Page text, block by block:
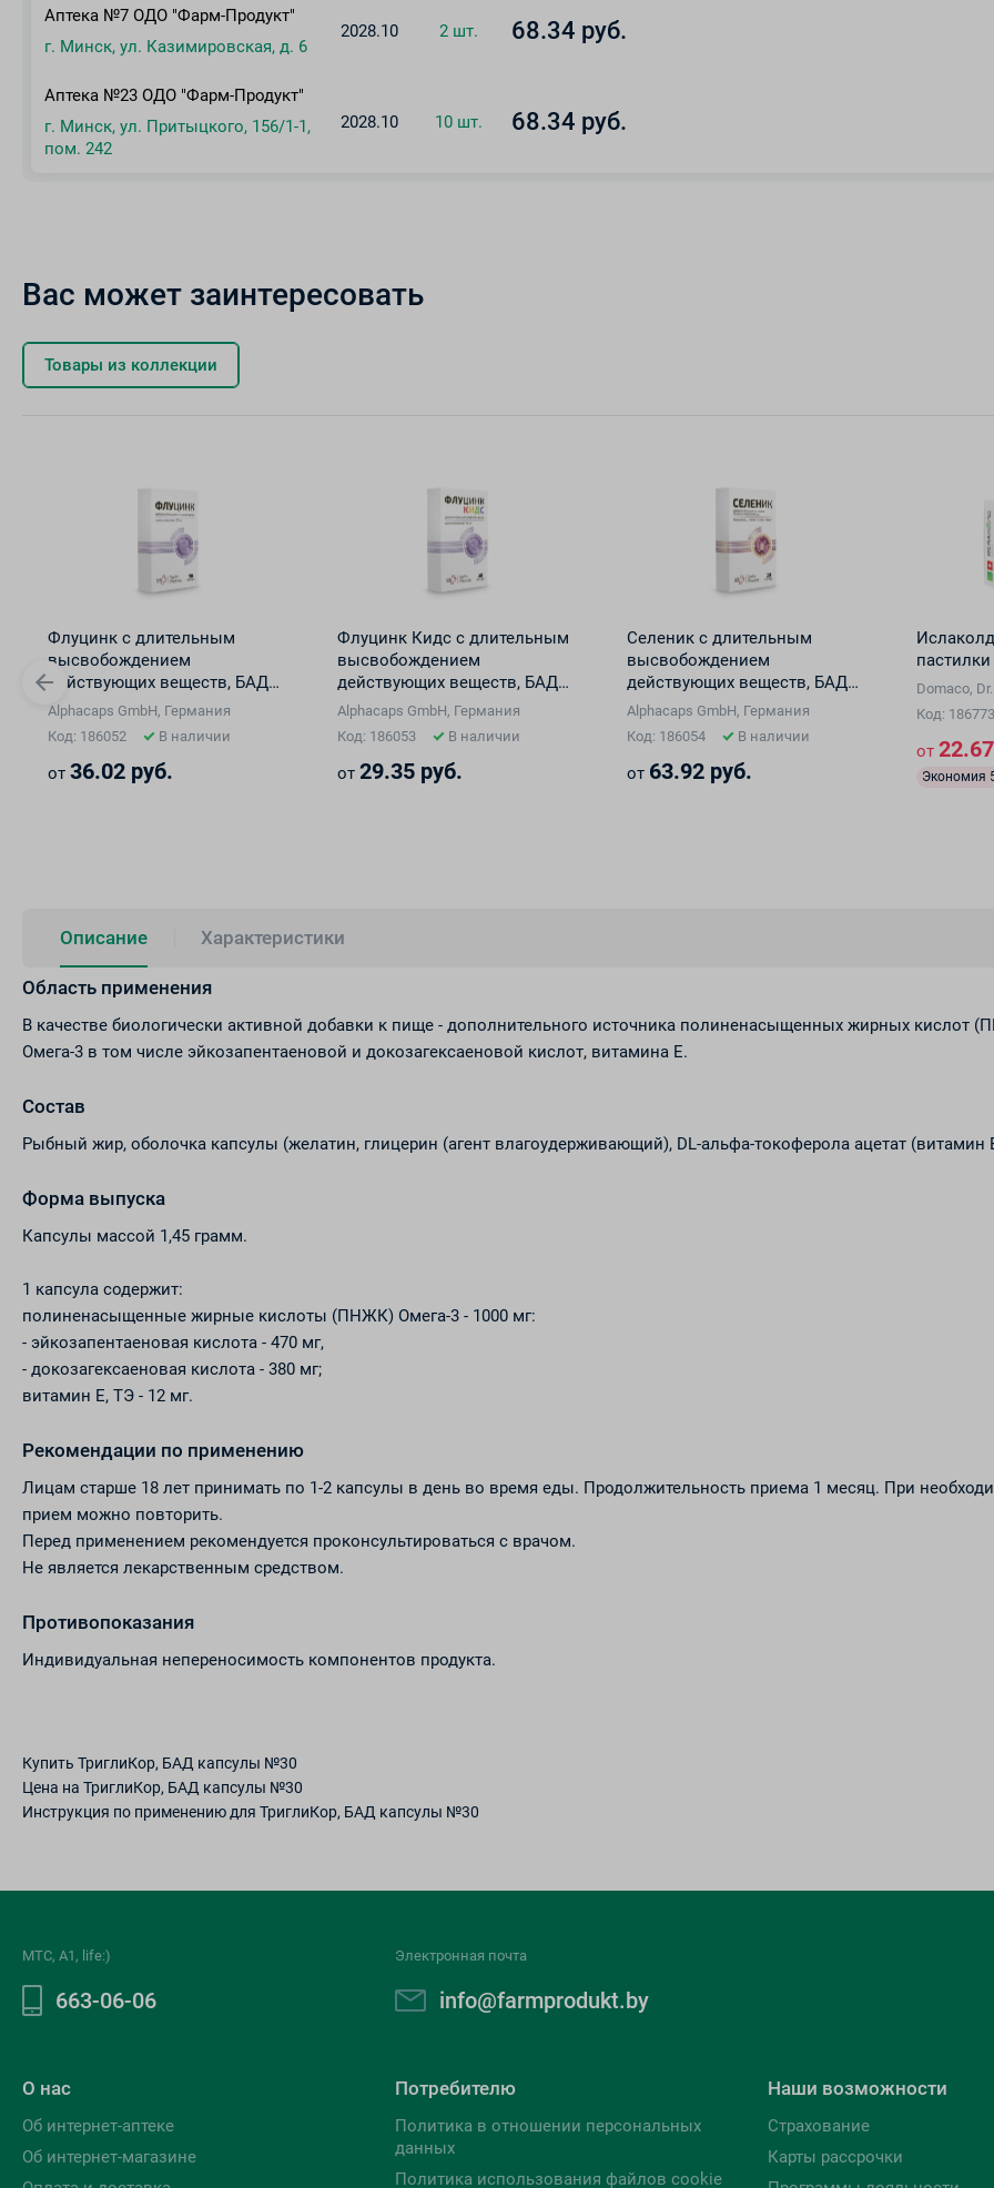
Аптека №7 ОДО "Фарм-Продукт"
г. Минск, ул. Казимировская, д. 6
2028.10 2 шт. 68.34 руб.
Аптека №23 ОДО "Фарм-Продукт"
г. Минск, ул. Притыцкого, 156/1-1,
пом. 242
2028.10 10 шт. 68.34 руб.
Вас может заинтересовать
Товары из коллекции
Флуцинк с длительным
высвобождением
действующих веществ, БАД
капсулы №30
Alphacaps GmbH, Германия
Код: 186052
В наличии
от36.02 руб.
Флуцинк Кидс с длительным
высвобождением
действующих веществ, БАД
капсулы №30
Alphacaps GmbH, Германия
Код: 186053
В наличии
от29.35 руб.
Селеник с длительным
высвобождением
действующих веществ, БАД
капсулы №30
Alphacaps GmbH, Германия
Код: 186054
В наличии
от 63.92 руб.
Domaco,
Код: 186773
от
Экономия
Описание Характеристики
Область применения
В качестве биологически активной добавки к пище - дополнительного источника полиненасыщенных жирных кислот
Омега-3 в том числе эйкозапентаеновой и докозагексаеновой кислот, витамина E.
Состав
Рыбный жир, оболочка капсулы (желатин, глицерин (агент влагоудерживающий), DL-альфа-токоферола ацетат (витамин
Форма выпуска
Капсулы массой 1,45 грамм.
1 капсула содержит:
полиненасыщенные жирные кислоты (ПНЖК) Омега-3 - 1000 мг:
- эйкозапентаеновая кислота - 470 мг,
- докозагексаеновая кислота - 380 мг;
витамин E, ТЭ - 12 мг.
Рекомендации по применению
Лицам старше 18 лет принимать по 1-2 капсулы в день во время еды. Продолжительность приема 1 месяц. При
прием можно повторить.
Перед применением рекомендуется проконсультироваться с врачом.
Не является лекарственным средством.
Противопоказания
Индивидуальная непереносимость компонентов продукта.
Купить ТриглиКор, БАД капсулы №30
Цена на ТриглиКор, БАД капсулы №30
Инструкция по применению для ТриглиКор, БАД капсулы №30
МТС, A1, life:)
663-06-06
Электронная почта
info@farmprodukt.by
О нас
Об интернет-аптеке
Об интернет-магазине
Потребителю
Политика в отношении персональных
данных
Политика использования файлов cookie
Наши возможности
Страхование
Карты рассрочки